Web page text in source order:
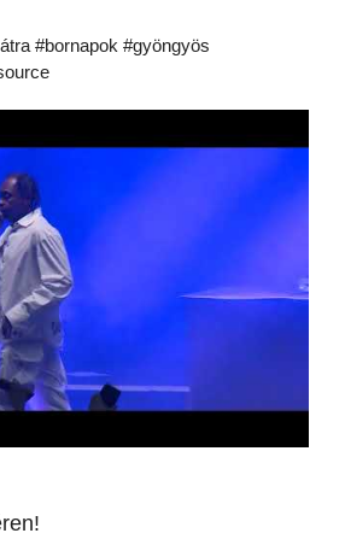
#bornapok #gyöngyös